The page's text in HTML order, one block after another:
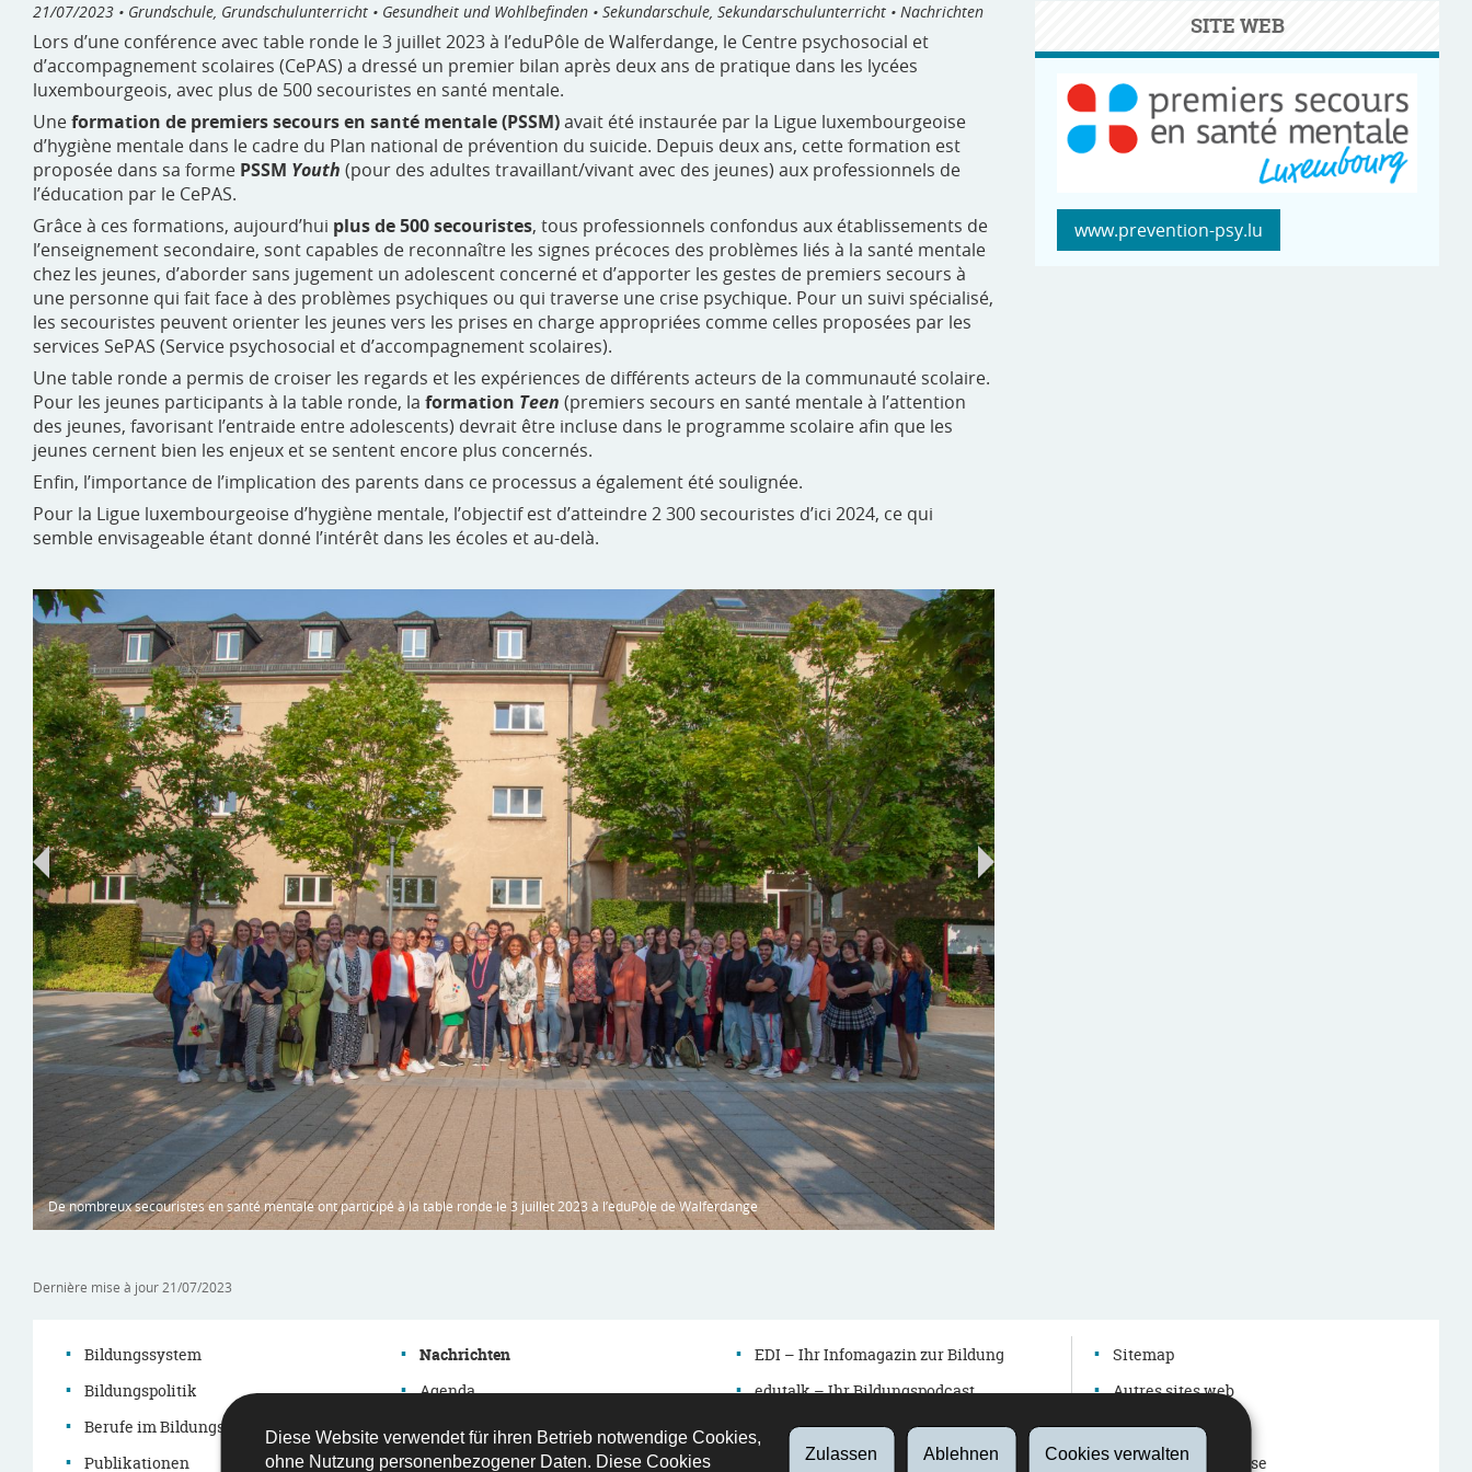
Diese Website verwendet für ihren Betrieb notwendige Cookies,
ohne Nutzung personenbezogener Daten. Diese Cookies
Zulassen Ablehnen Cookies verwalten
21/07/2023 • Grundschule, Grundschulunterricht • Gesundheit und Wohlbefinden • Sekundarschule, Sekundarschulunterricht • Nachrichten
Lors d’une conférence avec table ronde le 3 juillet 2023 à l’eduPôle de Walferdange, le Centre psychosocial et
d’accompagnement scolaires (CePAS) a dressé un premier bilan après deux ans de pratique dans les lycées
luxembourgeois, avec plus de 500 secouristes en santé mentale.
Uneformation de premiers secours en santé mentale (PSSM)avait été instaurée par la Ligue luxembourgeoise
d’hygiène mentale dans le cadre du Plan national de prévention du suicide. Depuis deux ans, cette formation est
proposée dans sa forme PSSM Youth (pour des adultes travaillant/vivant avec des jeunes) aux professionnels de
l’éducation par le CePAS.
Grâce à ces formations, aujourd’hui plus de 500 secouristes, tous professionnels confondus aux établissements de
l’enseignement secondaire, sont capables de reconnaître les signes précoces des problèmes liés à la santé mentale
chez les jeunes, d’aborder sans jugement un adolescent concerné et d’apporter les gestes de premiers secours à
une personne qui fait face à des problèmes psychiques ou qui traverse une crise psychique. Pour un suivi spécialisé,
les secouristes peuvent orienter les jeunes vers les prises en charge appropriées comme celles proposées par les
services SePAS (Service psychosocial et d’accompagnement scolaires).
Une table ronde a permis de croiser les regards et les expériences de différents acteurs de la communauté scolaire.
Pour les jeunes participants à la table ronde, la formation Teen (premiers secours en santé mentale à l’attention
des jeunes, favorisant l’entraide entre adolescents) devrait être incluse dans le programme scolaire afin que les
jeunes cernent bien les enjeux et se sentent encore plus concernés.
Enfin, l’importance de l’implication des parents dans ce processus a également été soulignée.
Pour la Ligue luxembourgeoise d’hygiène mentale, l’objectif est d’atteindre 2 300 secouristes d’ici 2024, ce qui
semble envisageable étant donné l’intérêt dans les écoles et au-delà.
De nombreux secouristes en santé mentale ont participé à la table ronde le 3 juillet 2023 à l’eduPôle de Walferdange
SITE WEB
www.prevention-psy.lu
Dernière mise à jour 21/07/2023
Navigationsmenü
Bildungssystem
Bildungspolitik
Berufe im Bildungssystem
Publikationen
Nachrichten
Agenda
Themen
Démarches
EDI – Ihr Infomagazin zur Bildung
edutalk – Ihr Bildungspodcast
Newsletter
Verzeichnis
Sitemap
Autres sites web
Barrierefreiheit
Rechtliche Hinweise